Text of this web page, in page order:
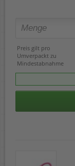
Preis gilt pro
Umverpackt zu
Mindestabnahme